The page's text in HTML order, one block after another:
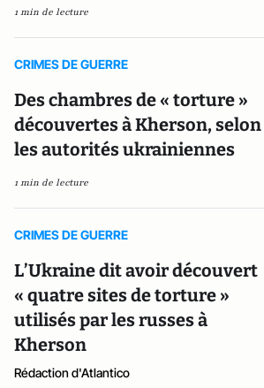
1 min de lecture
CRIMES DE GUERRE
Des chambres de « torture »
découvertes à Kherson, selon
les autorités ukrainiennes
1 min de lecture
CRIMES DE GUERRE
L’Ukraine dit avoir découvert
« quatre sites de torture »
utilisés par les russes à
Kherson
Rédaction d'Atlantico